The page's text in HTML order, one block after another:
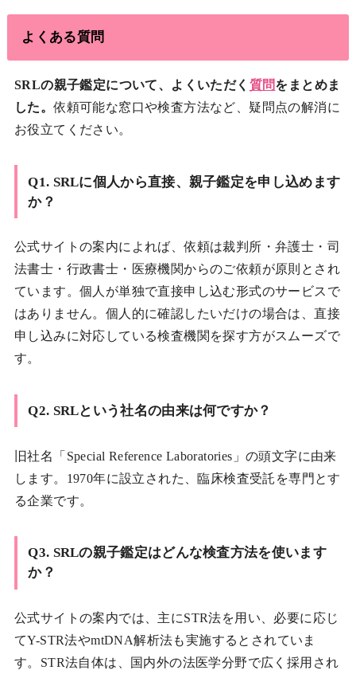
よくある質問
SRLの親子鑑定について、よくいただく 質問をまとめま
した。依頼可能な窓口や検査方法など、疑問点の解消に
お役立てください。
Q1. SRLに個人から直接、親子鑑定を申し込めます
か？
公式サイトの案内によれば、依頼は裁判所・弁護士・司
法書士・行政書士・医療機関からのご依頼が原則とされ
ています。個人が単独で直接申し込む形式のサービスで
はありません。個人的に確認したいだけの場合は、直接
申し込みに対応している検査機関を探す方がスムーズで
す。
Q2. SRLという社名の由来は何ですか？
旧社名「Special Reference Laboratories」の頭文字に由来
します。1970年に設立された、臨床検査受託を専門とす
る企業です。
Q3. SRLの親子鑑定はどんな検査方法を使います
か？
公式サイトの案内では、主にSTR法を用い、必要に応じ
てY-STR法やmtDNA解析法も実施するとされていま
す。STR法自体は、国内外の法医学分野で広く採用され